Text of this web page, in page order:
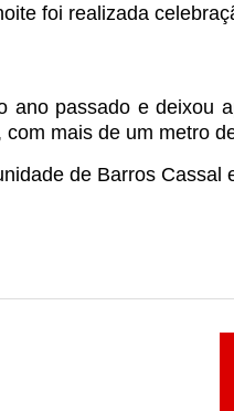
foi realizada
ano passado e deixou
mais de um metro
de Barros